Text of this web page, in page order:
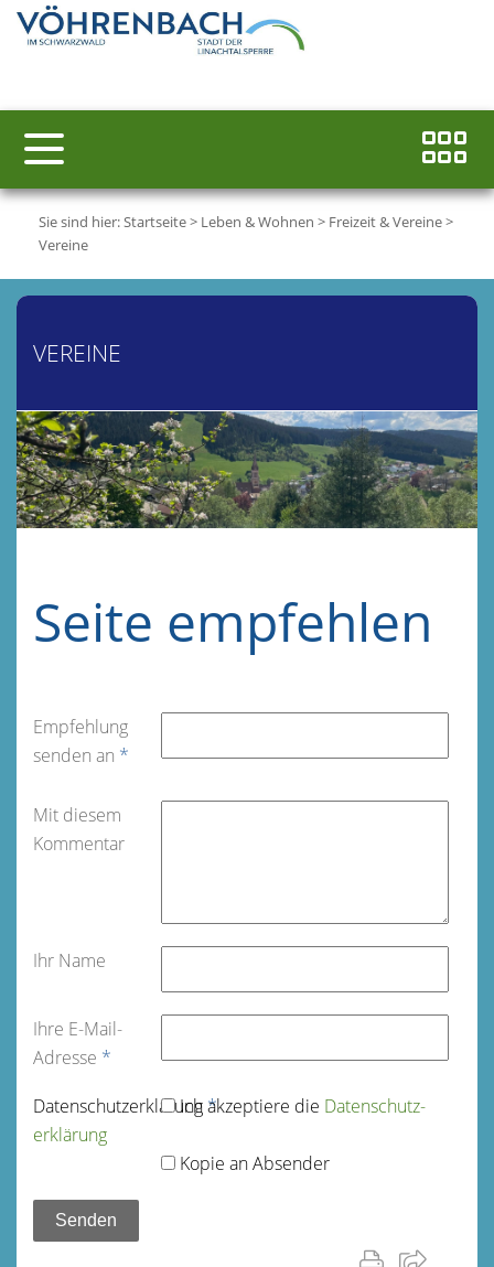
Sie sind hier:Startseite> Leben & Wohnen > Freizeit & Vereine>
Vereine
VEREINE
Seite empfehlen
Empfehlung
senden an *
Mit diesem
Kommentar
Ihr Name
Ihre E-Mail-
Adresse *
Datenschutz­erklärung*
Ich akzeptiere die Datenschutz­
erklärung
Kopie an Absender